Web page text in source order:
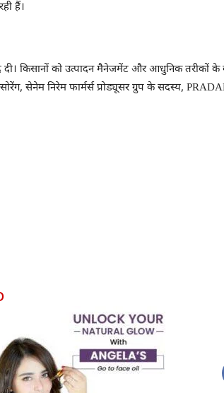
हैं।
किसानों को उत्पादन मैनेजमेंट और आधुनिक तरीकों के
सेनेम निरेम फार्मर्स प्रोड्यूसर ग्रुप के सदस्य,